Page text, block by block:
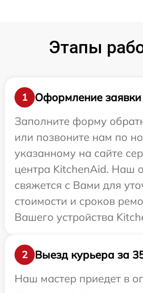
Этапы
1
Оформление заявки
Заполните форму
или позвоните нам по
указанному на сайте
центра KitchenAid. Наш
свяжется с Вами для
стоимости и сроков
Вашего устройства
2
Выезд курьера за
Наш мастер приедет в